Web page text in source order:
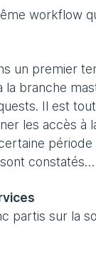
workflow
un premier
la branche
Il est
les accès à
période
constatés…
partis sur la